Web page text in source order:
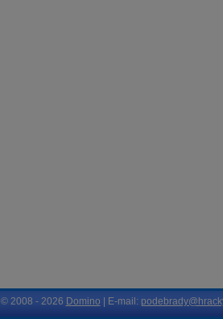
© 2008 - 2026 Domino | E-mail: